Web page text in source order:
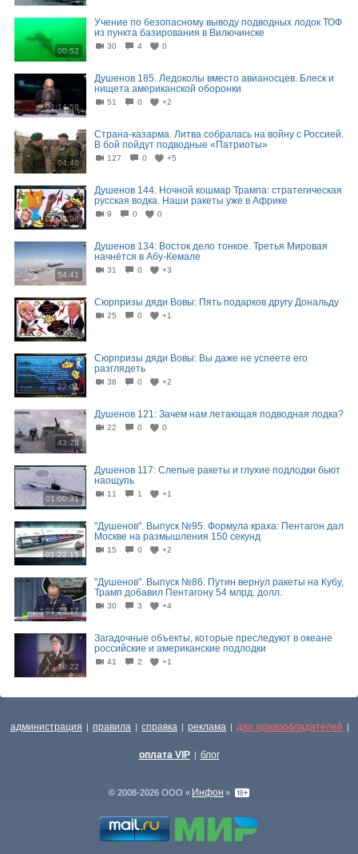
00:52
Учение по безопасному выводу подводных лодок ТОФ
из пункта базирования в Вилючинске
30 4 0
01:14:58
Душенов 185. Ледоколы вместо авианосцев. Блеск и
нищета американской оборонки
51 0 +2
04:46
Страна-казарма. Литва собралась на войну с Россией.
В бой пойдут подводные «Патриоты»
127 0 +5
01:05:08
Душенов 144. Ночной кошмар Трампа: стратегическая
русская водка. Наши ракеты уже в Африке
9 0 0
54:41
Душенов 134: Восток дело тонкое. Третья Мировая
начнётся в Абу-Кемале
31 0 +3
26:52
Сюрпризы дяди Вовы: Пять подарков другу Дональду
25 0 +1
22:01
Сюрпризы дяди Вовы: Вы даже не успеете его
разглядеть
38 0 +2
43:28
Душенов 121: Зачем нам летающая подводная лодка?
22 0 0
01:00:31
Душенов 117: Слепые ракеты и глухие подлодки бьют
наощупь
11 1 +1
01:22:15
"Душенов". Выпуск №95. Формула краха: Пентагон дал
Москве на размышления 150 секунд
15 0 +2
01:23:17
"Душенов". Выпуск №86. Путин вернул ракеты на Кубу,
Трамп добавил Пентагону 54 млрд. долл.
30 3 +4
18:22
Загадочные объекты, которые преследуют в океане
российские и американские подлодки
41 2 +1
администрация | правила | справка | реклама | для правообладателей |
оплата VIP | блог
© 2008-2026 ООО « Инфон »